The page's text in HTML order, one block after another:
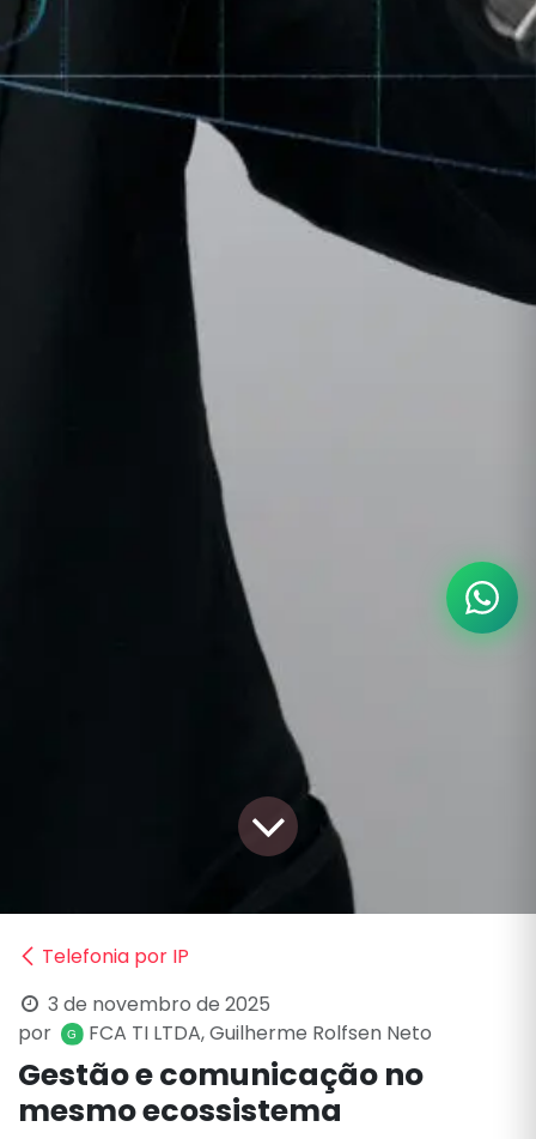
Telefonia por IP
3 de novembro de 2025
por
FCA TI LTDA, Guilherme Rolfsen Neto
Gestão e comunicação no
mesmo ecossistema